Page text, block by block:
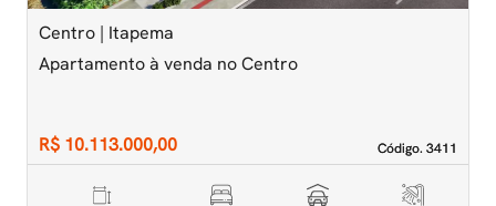
Centro | Itapema
Código. 3411
Código. 3411
Apartamento à venda no Centro
R$ 10.113.000,00